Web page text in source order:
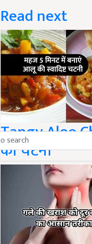
Read next
Tangy Aloo
की चटनी